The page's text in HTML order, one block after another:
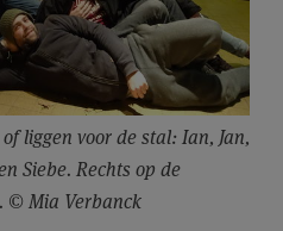
liggen voor de stal: Ian, Jan,
Siebe. Rechts op de
© Mia Verbanck